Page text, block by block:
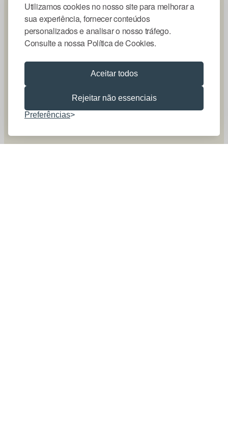
Utilizamos cookies no nosso site para melhorar a
sua experiência, fornecer conteúdos
personalizados e analisar o nosso tráfego.
Consulte a nossa Política de Cookies.
Aceitar todos
Rejeitar não essenciais
Preferências